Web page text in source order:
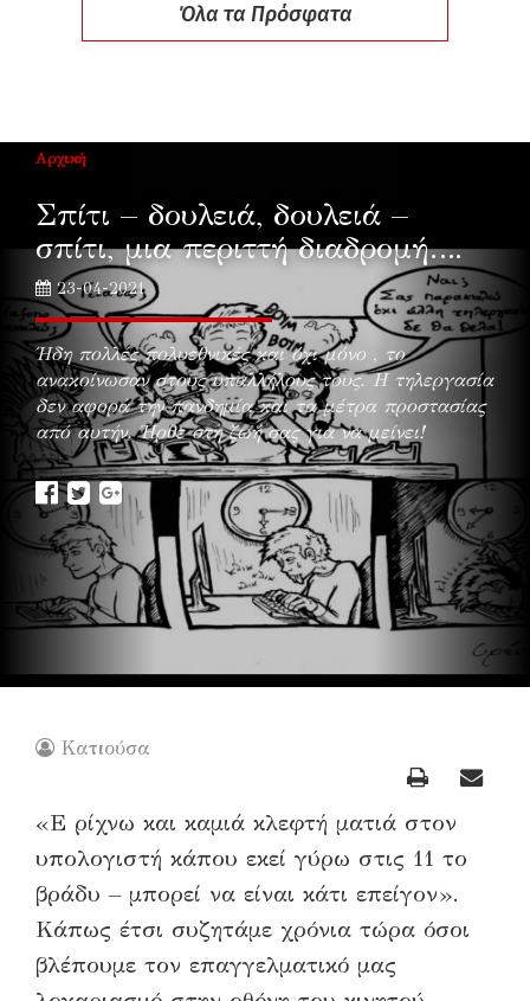
Όλα τα Πρόσφατα
Αρχική
Σπίτι – δουλειά, δουλειά –
σπίτι, μια περιττή διαδρομή….
23-04-2021
Ήδη πολλές πολυεθνικές και όχι μόνο , το
ανακοίνωσαν στους υπαλλήλους τους. Η τηλεργασία
δεν αφορά την πανδημία και τα μέτρα προστασίας
από αυτήν. Ήρθε στη ζωή σας για να μείνει!
Κατιούσα
«E ρίχνω και καμιά κλεφτή ματιά στον
υπολογιστή κάπου εκεί γύρω στις 11 το
βράδυ –μπορεί να είναι κάτι επείγον».
Κάπως έτσι συζητάμε χρόνια τώρα όσοι
βλέπουμε τον επαγγελματικό μας